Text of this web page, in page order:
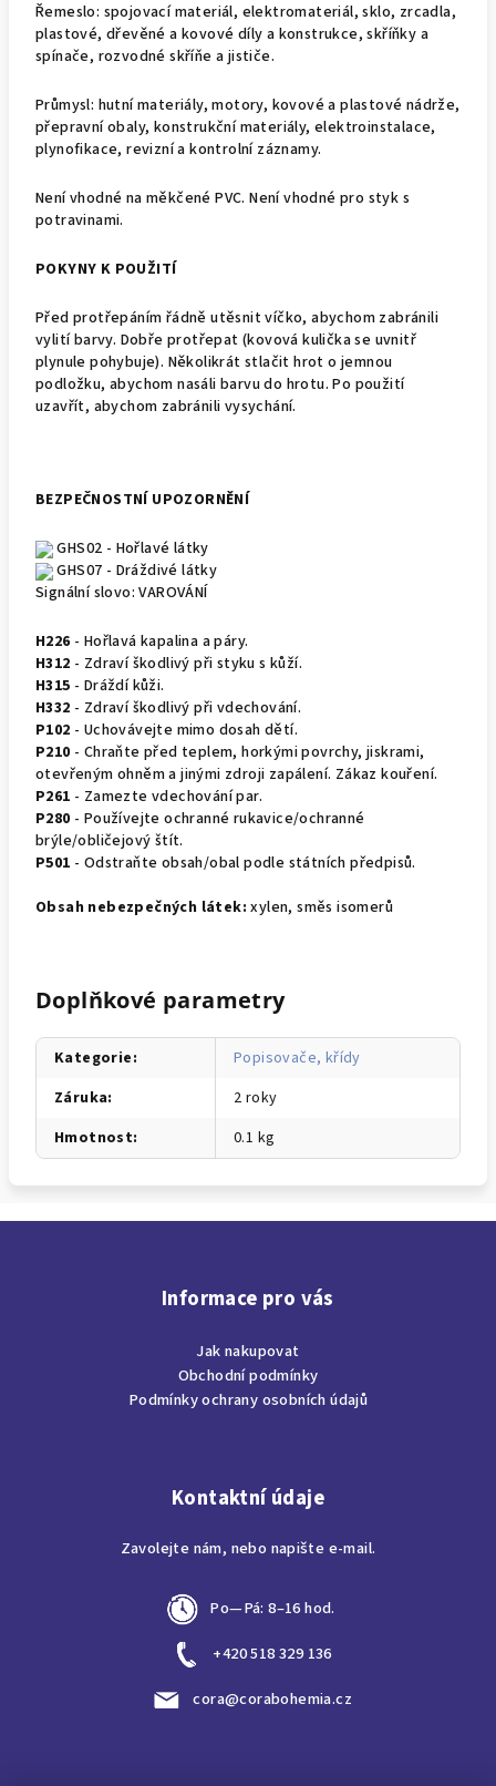
Řemeslo: spojovací materiál, elektromateriál, sklo, zrcadla,
plastové, dřevěné a kovové díly a konstrukce, skříňky a
spínače, rozvodné skříňe a jističe.
Průmysl: hutní materiály, motory, kovové a plastové nádrže,
přepravní obaly, konstrukční materiály, elektroinstalace,
plynofikace, revizní a kontrolní záznamy.
Není vhodné na měkčené PVC. Není vhodné pro styk s
potravinami.
POKYNY K POUŽITÍ
Před protřepáním řádně utěsnit víčko, abychom zabránili
vylití barvy. Dobře protřepat (kovová kulička se uvnitř
plynule pohybuje). Několikrát stlačit hrot o jemnou
podložku, abychom nasáli barvu do hrotu. Po použití
uzavřít, abychom zabránili vysychání.
BEZPEČNOSTNÍ UPOZORNĚNÍ
GHS02 - Hořlavé látky
GHS07 - Dráždivé látky
Signální slovo:VAROVÁNÍ
H226 - Hořlavá kapalina a páry.
H312 - Zdraví škodlivý při styku s kůží.
H315 - Dráždí kůži.
H332 - Zdraví škodlivý při vdechování.
P102 - Uchovávejte mimo dosah dětí.
P210 - Chraňte před teplem, horkými povrchy, jiskrami,
otevřeným ohněm a jinými zdroji zapálení. Zákaz kouření.
P261 - Zamezte vdechování par.
P280 - Používejte ochranné rukavice/ochranné
brýle/obličejový štít.
P501 - Odstraňte obsah/obal podle státních předpisů.
Obsah nebezpečných látek: xylen, směs isomerů
Doplňkové parametry
Kategorie:
Popisovače, křídy
Záruka:
2 roky
Hmotnost: 0.1 kg
Informace pro vás
Jak nakupovat
Obchodní podmínky
Podmínky ochrany osobních údajů
Kontaktní údaje
Zavolejte nám, nebo napište e-mail.
Po—Pá: 8–16 hod.
+420 518 329 136
cora@corabohemia.cz